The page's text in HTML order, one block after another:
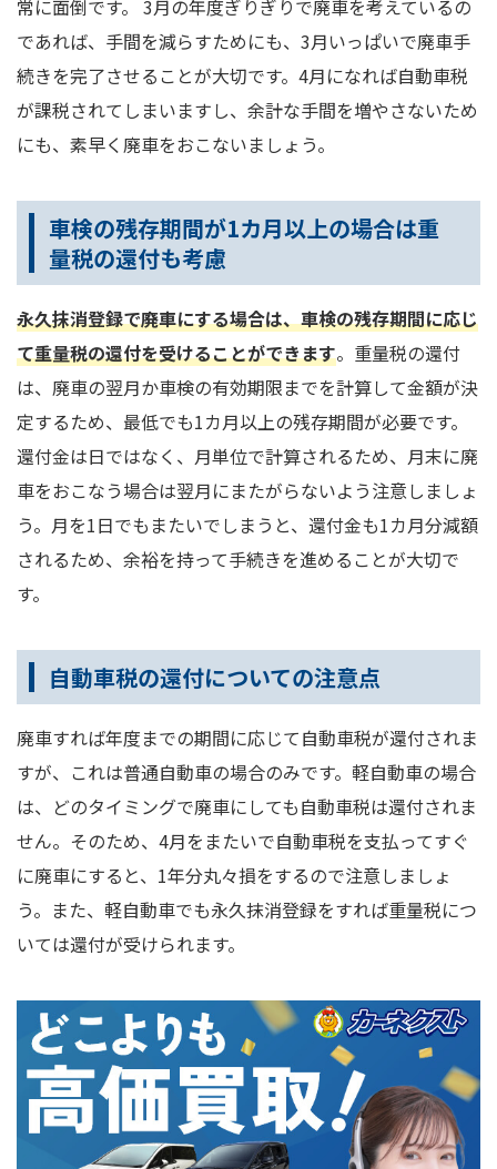
常に面倒です。 3月の年度ぎりぎりで廃車を考えているの
であれば、手間を減らすためにも、3月いっぱいで廃車手
続きを完了させることが大切です。4月になれば自動車税
が課税されてしまいますし、余計な手間を増やさないため
にも、素早く廃車をおこないましょう。
車検の残存期間が1カ月以上の場合は重
量税の還付も考慮
永久抹消登録で廃車にする場合は、車検の残存期間に応じ
て重量税の還付を受けることができます。重量税の還付
は、廃車の翌月か車検の有効期限までを計算して金額が決
定するため、最低でも1カ月以上の残存期間が必要です。
還付金は日ではなく、月単位で計算されるため、月末に廃
車をおこなう場合は翌月にまたがらないよう注意しましょ
う。月を1日でもまたいでしまうと、還付金も1カ月分減額
されるため、余裕を持って手続きを進めることが大切で
す。
自動車税の還付についての注意点
廃車すれば年度までの期間に応じて自動車税が還付されま
すが、これは普通自動車の場合のみです。軽自動車の場合
は、どのタイミングで廃車にしても自動車税は還付されま
せん。そのため、4月をまたいで自動車税を支払ってすぐ
に廃車にすると、1年分丸々損をするので注意しましょ
う。また、軽自動車でも永久抹消登録をすれば重量税につ
いては還付が受けられます。